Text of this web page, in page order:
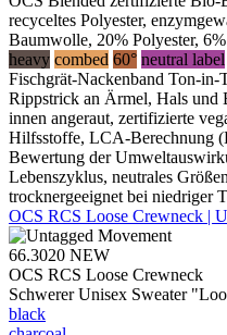
recyceltes Polyester,
Baumwolle, 20% Polyester,
heavy combed 60° neutral label
Fischgrät-Nackenband Ton-
Rippstrick an Ärmel, Hals und
innen angeraut, zertifizierte
Hilfsstoffe, LCA-Berechnung
Bewertung der
Lebenszyklus, neutrales
trocknergeeignet bei niedriger
OCS RCS Loose Crewneck |
66.3020 NEW
OCS RCS Loose Crewneck
Schwerer Unisex Sweater
black